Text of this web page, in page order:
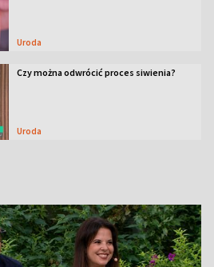
Uroda
Czy można odwrócić proces siwienia?
Uroda